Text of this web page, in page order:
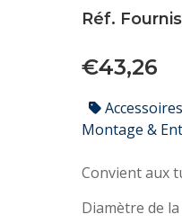
Réf.
€43,26
Accessoires
Montage &
Diamètre de